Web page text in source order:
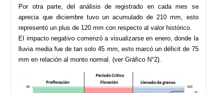
Por otra parte, del análisis de registrado en cada mes se
aprecia que diciembre tuvo un acumulado de 210 mm, esto
representó un plus de 120 mm con respecto al valor histórico.
El impacto negativo comenzó a visualizarse en enero, donde la
lluvia media fue de tan solo 45 mm, esto marcó un déficit de 75
mm en relación al monto normal. (ver Gráfico N°2).